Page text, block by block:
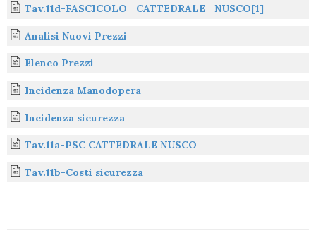
Tav.11d-FASCICOLO_CATTEDRALE_NUSCO[1]
Analisi Nuovi Prezzi
Elenco Prezzi
Incidenza Manodopera
Incidenza sicurezza
Tav.11a-PSC CATTEDRALE NUSCO
Tav.11b-Costi sicurezza